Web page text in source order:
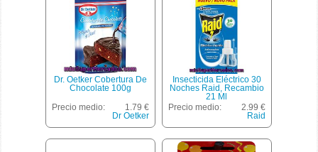
Dr. Oetker Cobertura De
Chocolate 100g
Precio medio:
1.79 €
Dr Oetker
Insecticida Eléctrico 30
Noches Raid, Recambio
21 Ml
Precio medio:
2.99 €
Raid